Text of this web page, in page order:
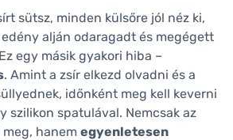
sütsz, minden külsőre jól néz ki,
alján odaragadt és megégett
egy másik gyakori hiba –
. Amint a zsír elkezd olvadni és a
időnként meg kell keverni
szilikon spatulával. Nemcsak az
hanem egyenletesen